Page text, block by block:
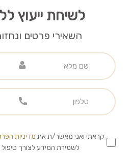
לשיחת ייעוץ
השאירי פרטים
קראתי ואני מאשר/ת את מדיניות
לשמירת המידע לצורך טיפול